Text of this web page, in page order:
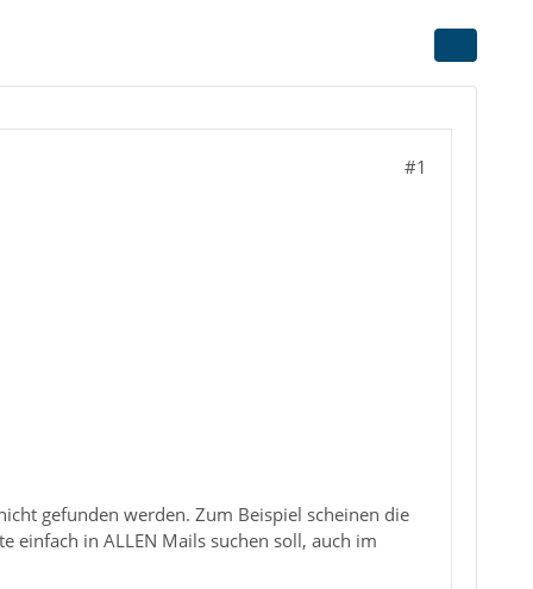
#1
gefunden werden. Zum Beispiel scheinen die
einfach in ALLEN Mails suchen soll, auch im